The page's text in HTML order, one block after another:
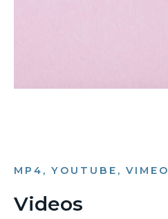
MP4, YOUTUBE, VIMEO
Videos